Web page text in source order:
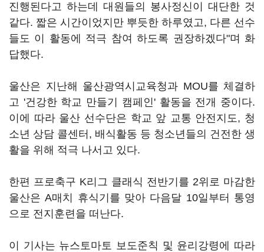
진행된다고 하는데 대원들의 봉사정신이 대단한 것
같다. 짧은 시간이었지만 뿌듯한 하루였고, 다른 선수
들도 이 활동에 적극 참여 하도록 권장하겠다"며 화
답했다.
울산은 지난해 울산광역시교육청과 MOU를 체결하
고 '건강한 학교 만들기 캠페인' 활동을 전개 중이다.
이에 따라 울산 선수단은 학교 앞 교통 안전지도, 청
소년 상담 콜센터, 배식활동 등 청소년들의 건전한 생
활을 위해 적극 나서고 있다.
한편 프로축구 K리그 클래식 전반기를 2위로 마감한
울산은 A매치 휴식기를 맞아 다음달 10일부터 통영
으로 전지훈련을 떠난다.
이 기사는 뉴스토마토 보도준칙 및 윤리강령에 따라